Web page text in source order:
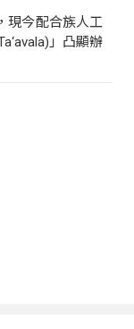
現今配合族人工
」凸顯辦